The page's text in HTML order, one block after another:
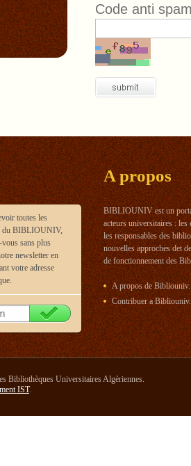
Code anti
toutes les
du BIBLIOUNIV,
sans plus
newsletter en
votre adresse
A propos
BIBLIOUNIV est un
acteurs universitaires : les
les responsables des
nouvelles approches det
de fonctionnement des
A propos de Bibliouniv.
Contribuer a Bibliouniv.
Bibliothèques Universitaires Algèriennes.
IST.